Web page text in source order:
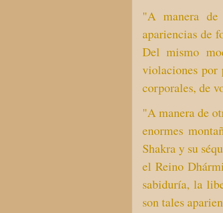
"A manera de
apariencias de
Del mismo
violaciones por
corporales, de
"A manera de
enormes
Shakra y su
el Reino
sabiduría, la
son tales